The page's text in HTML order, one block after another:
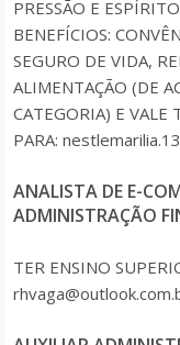
PRESSÃO E
BENEFÍCIOS:
SEGURO DE VIDA,
ALIMENTAÇÃO (DE
CATEGORIA) E VALE
PARA:
ANALISTA DE E-
ADMINISTRAÇÃO
TER ENSINO